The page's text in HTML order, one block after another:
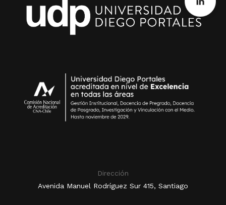
Dirección
Avenida Manuel Rodríguez Sur 415, Santiago